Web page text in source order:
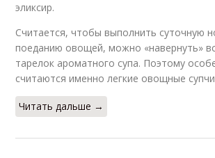
эликсир.
Считается, чтобы выполнить суточную
поеданию овощей, можно «навернуть»
тарелок ароматного супа. Поэтому
считаются именно легкие овощные
Читать дальше →